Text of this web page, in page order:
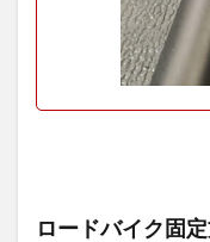
ロードバイク固